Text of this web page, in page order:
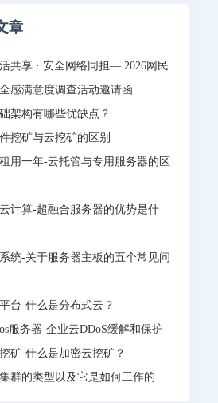
章
共享 · 安全网络同担— 2026网民
感满意度调查活动邀请函
架构有哪些优缺点？
挖矿与云挖矿的区别
用一年-云托管与专用服务器的区
计算-超融合服务器的优势是什
统-关于服务器主板的五个常见问
台-什么是分布式云？
服务器-企业云DDoS缓解和保护
矿-什么是加密云挖矿？
群的类型以及它是如何工作的